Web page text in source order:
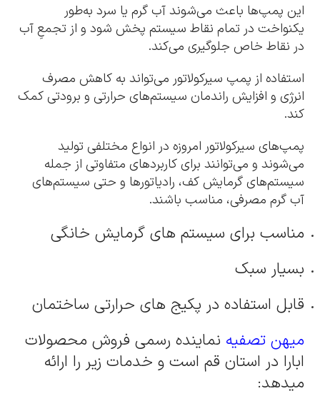
این پمپ‌ها باعث می‌شوند آب گرم یا سرد به‌طور
یکنواخت در تمام نقاط سیستم پخش شود و از تجمعِ آب
در نقاط خاص جلوگیری می‌کند.
استفاده از پمپ سیرکولاتور می‌تواند به کاهش مصرف
انرژی و افزایش راندمان سیستم‌های حرارتی و برودتی کمک
کند.
پمپ‌های سیرکولاتور امروزه در انواع مختلفی تولید
می‌شوند و می‌توانند برای کاربردهای متفاوتی از جمله
سیستم‌های گرمایش کف، رادیاتورها و حتی سیستم‌های
آب گرم مصرفی، مناسب باشند.
مناسب برای سیستم های گرمایش خانگی
بسیار سبک
قابل استفاده در پکیج های حرارتی ساختمان
میهن تصفیه نماینده رسمی فروش محصولات
ابارا در استان قم است و خدمات زیر را ارائه
میدهد: